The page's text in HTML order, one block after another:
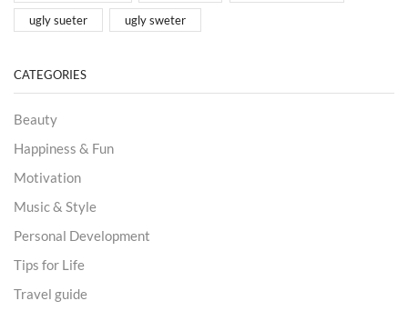
ugly sueter ugly sweter
CATEGORIES
Beauty
Happiness & Fun
Motivation
Music & Style
Personal Development
Tips for Life
Travel guide